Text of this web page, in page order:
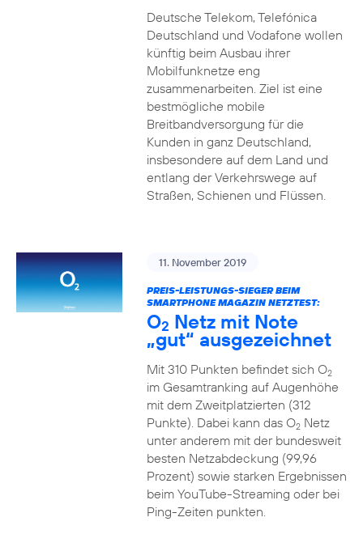
Deutsche Telekom, Telefónica
Deutschland und Vodafone wollen
künftig beim Ausbau ihrer
Mobilfunknetze eng
zusammenarbeiten. Ziel ist eine
bestmögliche mobile
Breitbandversorgung für die
Kunden in ganz Deutschland,
insbesondere auf dem Land und
entlang der Verkehrswege auf
Straßen, Schienen und Flüssen.
11. November 2019
PREIS-LEISTUNGS-SIEGER BEIM
SMARTPHONE MAGAZIN NETZTEST:
O2 Netz mit Note
„gut“ ausgezeichnet
Mit 310 Punkten befindet sich O2
im Gesamtranking auf Augenhöhe
mit dem Zweitplatzierten (312
Punkte). Dabei kann das O2Netz
unter anderem mit der bundesweit
besten Netzabdeckung (99,96
Prozent) sowie starken Ergebnissen
beim YouTube-Streaming oder bei
Ping-Zeiten punkten.